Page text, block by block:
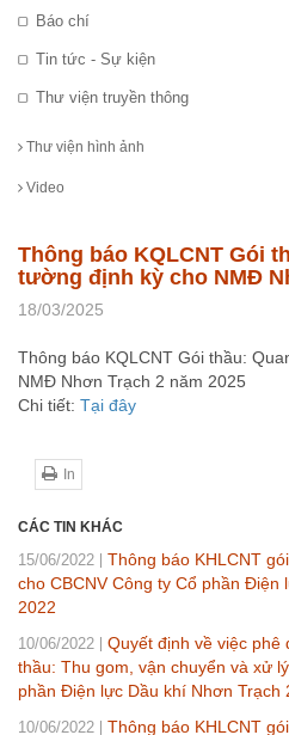
Báo chí
Tin tức - Sự kiện
Thư viện truyền thông
Thư viện hình ảnh
Video
Thông báo KQLCNT Gói
tường định kỳ cho NMĐ
18/03/2025
Thông báo KQLCNT Gói thầu:
NMĐ Nhơn Trạch 2 năm 2025
Chi tiết: Tại đây
In
CÁC TIN KHÁC
15/06/2022
Thông báo KHLCNT
cho CBCNV Công ty Cổ phần Điện
2022
10/06/2022
Quyết định về việc phê
thầu: Thu gom, vận chuyển và xử
phần Điện lực Dầu khí Nhơn Trạch
10/06/2022
Thông báo KHLCNT